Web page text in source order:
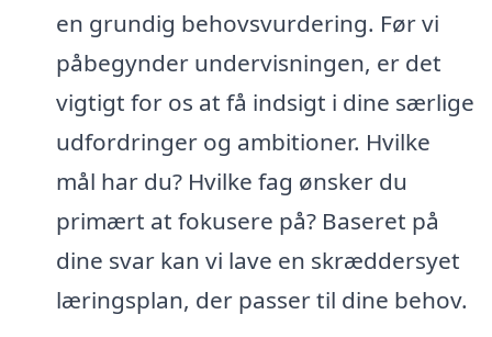
en grundig behovsvurdering. Før vi
påbegynder undervisningen, er det
vigtigt for os at få indsigt i dine særlige
udfordringer og ambitioner. Hvilke
mål har du? Hvilke fag ønsker du
primært at fokusere på? Baseret på
dine svar kan vi lave en skræddersyet
læringsplan, der passer til dine behov.